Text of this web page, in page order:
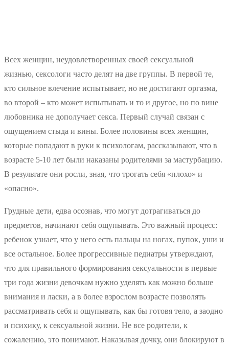
Всех женщин, неудовлетворенных своей сексуальной
жизнью, сексологи часто делят на две группы. В первой те,
кто сильное влечение испытывает, но не достигают оргазма,
во второй – кто может испытывать и то и другое, но по вине
любовника не дополучает секса. Первый случай связан с
ощущением стыда и вины. Более половины всех женщин,
которые попадают в руки к психологам, рассказывают, что в
возрасте 5-10 лет были наказаны родителями за мастурбацию.
В результате они росли, зная, что трогать себя «плохо» и
«опасно».
Грудные дети, едва осознав, что могут дотрагиваться до
предметов, начинают себя ощупывать. Это важный процесс:
ребенок узнает, что у него есть пальцы на ногах, пупок, уши и
все остальное. Более прогрессивные педиатры утверждают,
что для правильного формирования сексуальности в первые
три года жизни девочкам нужно уделять как можно больше
внимания и ласки, а в более взрослом возрасте позволять
рассматривать себя и ощупывать, как бы готовя тело, а заодно
и психику, к сексуальной жизни. Не все родители, к
сожалению, это понимают. Наказывая дочку, они блокируют в